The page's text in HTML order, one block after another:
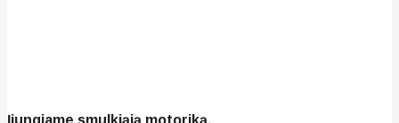
Įjungiame smulkiąją motoriką.